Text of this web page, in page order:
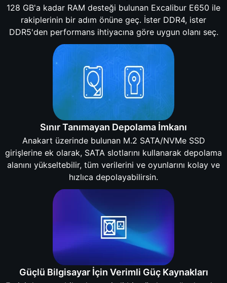
128 GB'a kadar RAM desteği bulunan Excalibur E650 ile
rakiplerinin bir adım önüne geç. İster DDR4, ister
DDR5'den performans ihtiyacına göre uygun olanı seç.
Sınır Tanımayan Depolama İmkanı
Anakart üzerinde bulunan M.2 SATA/NVMe SSD
girişlerine ek olarak, SATA slotlarını kullanarak depolama
alanını yükseltebilir, tüm verilerini ve oyunlarını kolay ve
hızlıca depolayabilirsin.
Güçlü Bilgisayar İçin Verimli Güç Kaynakları